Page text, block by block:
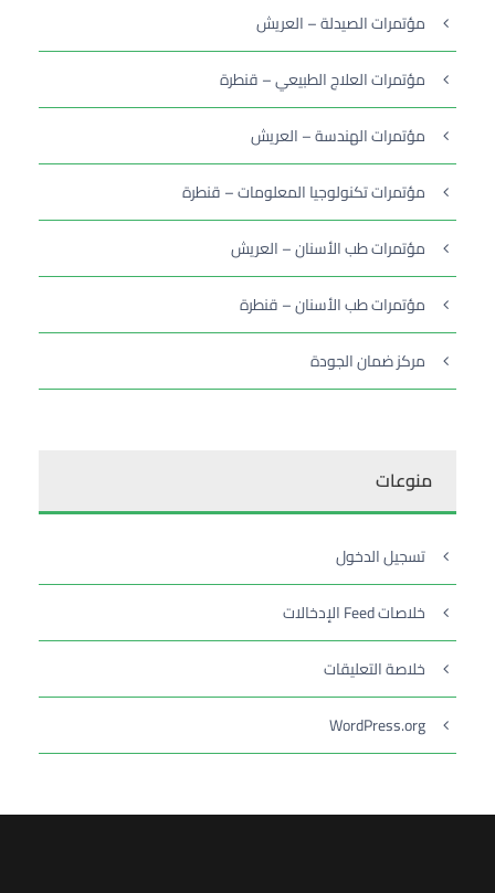
مؤتمرات الصيدلة – العريش
مؤتمرات العلاج الطبيعي – قنطرة
مؤتمرات الهندسة – العريش
مؤتمرات تكنولوجيا المعلومات – قنطرة
مؤتمرات طب الأسنان – العريش
مؤتمرات طب الأسنان – قنطرة
مركز ضمان الجودة
منوعات
تسجيل الدخول
خلاصات Feed الإدخالات
خلاصة التعليقات
WordPress.org